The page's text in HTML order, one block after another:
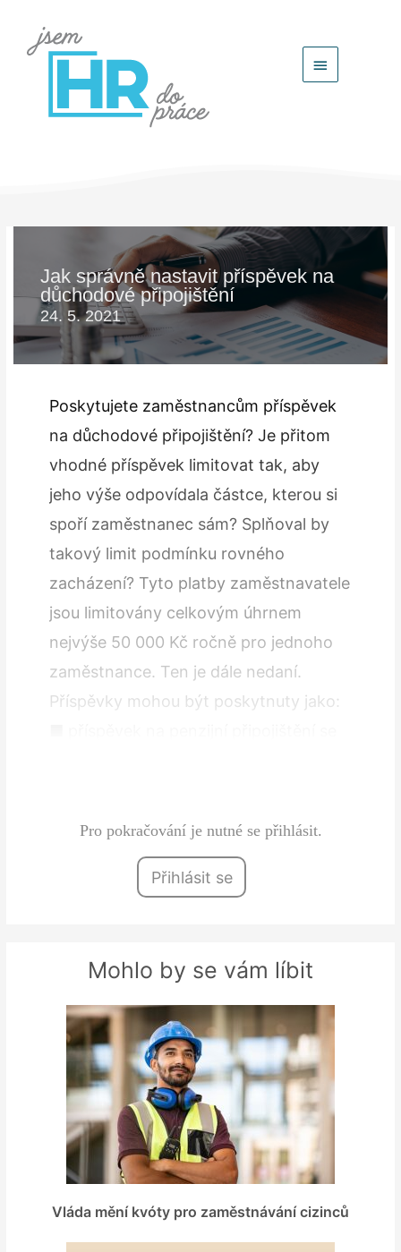
Hlavní
Jak správně nastavit příspěvek na
důchodové připojištění
24. 5. 2021
Poskytujete zaměstnancům příspěvek
na důchodové připojištění? Je přitom
vhodné příspěvek limitovat tak, aby
jeho výše odpovídala částce, kterou si
spoří zaměstnanec sám? Splňoval by
takový limit podmínku rovného
zacházení? Tyto platby zaměstnavatele
jsou limitovány celkovým úhrnem
nejvýše 50 000 Kč ročně pro jednoho
zaměstnance. Ten je dále nedaní.
Příspěvky mohou být poskytnuty jako:
Pro pokračování je nutné se přihlásit.
Přihlásit se
Mohlo by se vám líbit
Vláda mění kvóty pro zaměstnávání cizinců